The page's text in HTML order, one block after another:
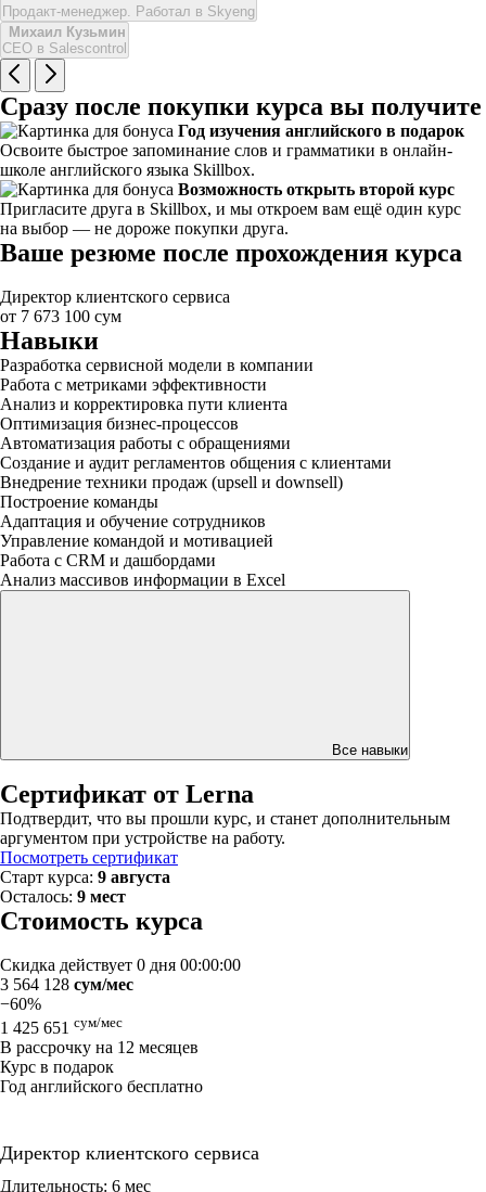
Продакт-менеджер. Работал в Skyeng
Михаил Кузьмин
CEO в Salescontrol
Сразу после покупки курса вы получите
Год изучения английского в подарок
Освоите быстрое запоминание слов и грамматики в онлайн-
школе английского языка Skillbox.
Возможность открыть второй курс
Пригласите друга в Skillbox, и мы откроем вам ещё один курс
на выбор — не дороже покупки друга.
Ваше резюме после прохождения курса
Директор клиентского сервиса
от 7 673 100 сум
Навыки
Разработка сервисной модели в компании
Работа с метриками эффективности
Анализ и корректировка пути клиента
Оптимизация бизнес-процессов
Автоматизация работы с обращениями
Создание и аудит регламентов общения с клиентами
Внедрение техники продаж (upsell и downsell)
Построение команды
Адаптация и обучение сотрудников
Управление командой и мотивацией
Работа с CRM и дашбордами
Анализ массивов информации в Excel
Все навыки
Сертификат от Lerna
Подтвердит, что вы прошли курс, и станет дополнительным
аргументом при устройстве на работу.
Посмотреть сертификат
Старт курса: 9 августа
Осталось: 9 мест
Стоимость курса
Скидка действует 0 дня 00:00:00
3 564 128 сум/мес
−60%
1 425 651 сум/мес
В рассрочку на 12 месяцев
Курс в подарок
Год английского бесплатно
Директор клиентского сервиса
Длительность: 6 мес